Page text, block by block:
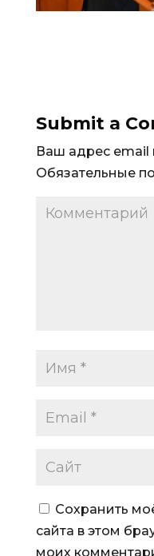
Submit a
Ваш адрес email
Обязательные
Сохранить
сайта в этом
моих